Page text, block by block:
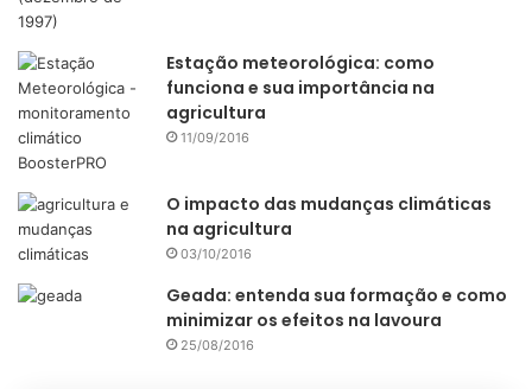
Estação meteorológica: como
funciona e sua importância na
agricultura
11/09/2016
O impacto das mudanças climáticas
na agricultura
03/10/2016
Geada: entenda sua formação e como
minimizar os efeitos na lavoura
25/08/2016